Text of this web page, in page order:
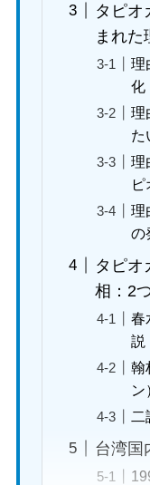
タピオ
まれた
理
化
理
た
理
理
の
タピオ
相：2
春
説
翰
ン
二
台湾国